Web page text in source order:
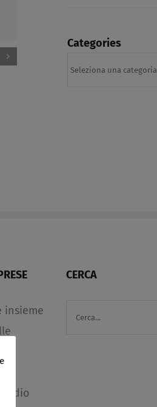
trasparenza retributiva –
Categories
insieme
CERCA